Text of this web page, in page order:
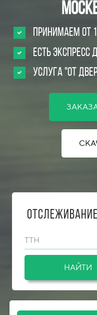
Принимаем от 1
Есть Экспресс
Услуга "от
ТТН
НАЙТИ